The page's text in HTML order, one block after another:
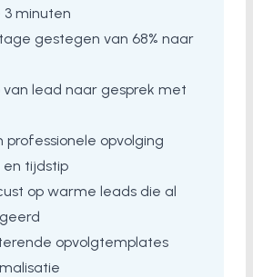
minuten
gestegen van 68% naar
van lead naar gesprek met
professionele opvolging
tijdstip
op warme leads die al
opvolgtemplates